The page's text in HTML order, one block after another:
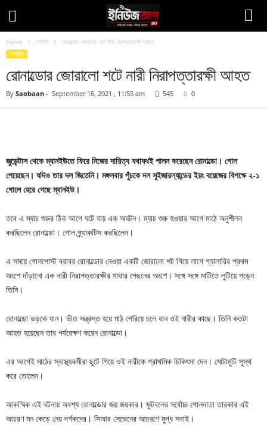
Home স্পোর্টস রোনাল্ডোর জোরালো শটে নারী নিরাপত্তারক্ষী আহত
স্পোর্টস
রোনাল্ডোর জোরালো শটে নারী নিরাপত্তারক্ষী আহত
By Saobaan - September 16, 2021 , 11:55 am 545 0
জুভেন্টাস থেকে ম্যানইউতে ফিরে নিজের দায়িত্ব যথাযথই পালন করেছেন রোনাল্ডো। গোল
পেয়েছেন। যদিও তার দল জিতেনি। মঙ্গলবার পুঁচকে দল সুইজারল্যান্ডের ইয়ং বয়েজের বিপক্ষে ২-১
গোলে হেরে গেছে ম্যানইউ।
তবে এ ম্যাচ শুরুর ঠিক আগে ঘটে যায় এক অঘটন। ম্যাচ শুরু হওয়ার আগে মাঠে অনুশীলন
করছিলেন রোনাল্ডো। গোল প্র্যাকটিস করছিলেন।
এ সময়ে গোলপোস্ট বরাবর রোনাল্ডোর নেওয়া একটি জোরালো শট গিয়ে লাগে গ্যালারির প্রথম
অংশে দাঁড়ানো এক নারী নিরাপত্তারক্ষীর মাথার পেছনের অংশে। সঙ্গে সঙ্গে মাটিতে লুটিয়ে পড়েন
তিনি।
রোনাল্ডো ভড়কে যান। ভীত সন্ত্রস্ত হয়ে মাঠ পেরিয়ে চলে যান ওই নারীর কাছে। তিনি কতটা
আহত হয়েছেন তার পর্যবেক্ষণ করেন রোনাল্ডো।
এর আগেই মাঠের স্বাস্থ্যকর্মীরা ছুটে গিয়ে ওই নারীকে প্রাথমিক চিকিৎসা দেন। মোটামুটি সুস্থ
করে তোলেন।
আকস্মিক এই ঘটনায় অবশ্য রোনাল্ডোর জয় জয়কার। ফুটবলের সর্বোচ্চ গোলদাতা তারকার এই
আচরণ মন কেড়ে নেয় দর্শকদের। সিআর সেভেনের আচরণে মুগ্ধ সবাই।